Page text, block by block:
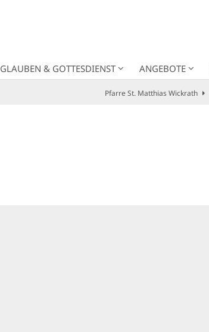
GLAUBEN & GOTTESDIENST ANGEBOTE
Pfarre St. Matthias Wickrath